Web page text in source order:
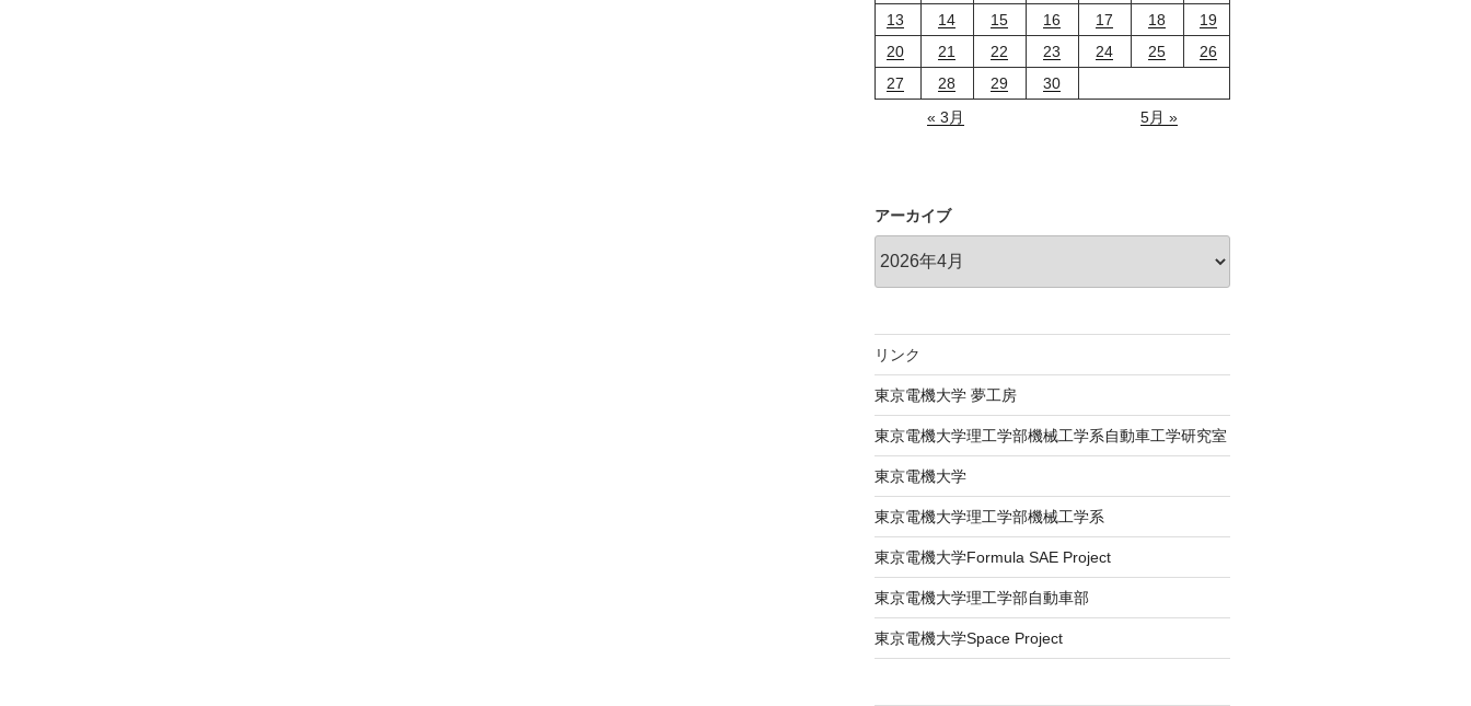
の
13
14 15 16 17 18
19
20
21 22 23 24 25
26
27
28 29
30
« 3月
5月 »
アーカイブ
リンク
東京電機大学 夢工房
東京電機大学理工学部機械工学系自動車工学研究室
東京電機大学
東京電機大学理工学部機械工学系
東京電機大学Formula SAE Project
東京電機大学理工学部自動車部
東京電機大学Space Project